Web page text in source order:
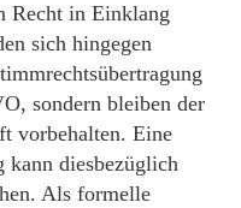
Recht in Einklang
sich hingegen
sondern bleiben der
vorbehalten. Eine
diesbezüglich
Als formelle